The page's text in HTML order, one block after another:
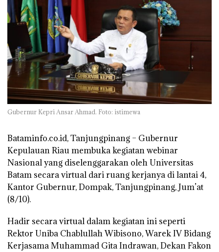
Gubernur Kepri Ansar Ahmad. Foto: istimewa
Bataminfo.co.id, Tanjungpinang – Gubernur
Kepulauan Riau membuka kegiatan webinar
Nasional yang diselenggarakan oleh Universitas
Batam secara virtual dari ruang kerjanya di lantai 4,
Kantor Gubernur, Dompak, Tanjungpinang, Jum’at
(8/10).
Hadir secara virtual dalam kegiatan ini seperti
Rektor Uniba Chablullah Wibisono, Warek IV Bidang
Kerjasama Muhammad Gita Indrawan, Dekan Fakon